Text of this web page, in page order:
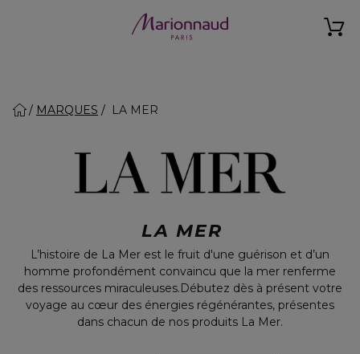
MARQUES LA MER
LA MER
L’histoire de La Mer est le fruit d'une guérison et d’un
homme profondément convaincu que la mer renferme
des ressources miraculeuses.Débutez dès à présent votre
voyage au cœur des énergies régénérantes, présentes
dans chacun de nos produits La Mer.